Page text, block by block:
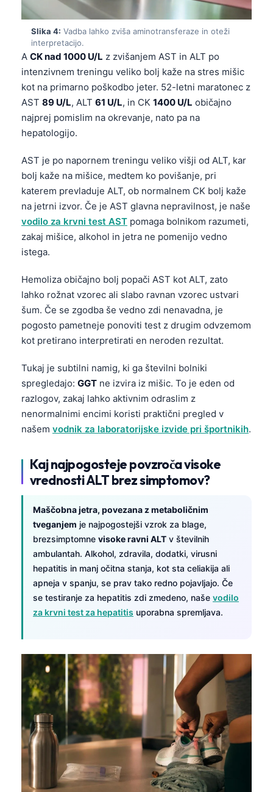
Slika 4: Vadba lahko zviša aminotransferaze in oteži
interpretacijo.
A CK nad 1000 U/L z zvišanjem AST in ALT po
intenzivnem treningu veliko bolj kaže na stres mišic
kot na primarno poškodbo jeter. 52-letni maratonec z
AST 89 U/L, ALT 61 U/L, in CK 1400 U/L običajno
najprej pomislim na okrevanje, nato pa na
hepatologijo.
AST je po napornem treningu veliko višji od ALT, kar
bolj kaže na mišice, medtem ko povišanje, pri
katerem prevladuje ALT, ob normalnem CK bolj kaže
na jetrni izvor. Če je AST glavna nepravilnost, je naše
vodilo za krvni test AST pomaga bolnikom razumeti,
zakaj mišice, alkohol in jetra ne pomenijo vedno
istega.
Hemoliza običajno bolj popači AST kot ALT, zato
lahko rožnat vzorec ali slabo ravnan vzorec ustvari
šum. Če se zgodba še vedno zdi nenavadna, je
pogosto pametneje ponoviti test z drugim odvzemom
kot pretirano interpretirati en neroden rezultat.
Tukaj je subtilni namig, ki ga številni bolniki
spregledajo: GGT ne izvira iz mišic. To je eden od
razlogov, zakaj lahko aktivnim odraslim z
nenormalnimi encimi koristi praktični pregled v
našem vodnik za laboratorijske izvide pri športnikih.
Kaj najpogosteje povzroča visoke
vrednosti ALT brez simptomov?
Maščobna jetra, povezana z metaboličnim
tveganjem je najpogostejši vzrok za blage,
brezsimptomne visoke ravni ALT v številnih
ambulantah. Alkohol, zdravila, dodatki, virusni
hepatitis in manj očitna stanja, kot sta celiakija ali
apneja v spanju, se prav tako redno pojavljajo. Če
se testiranje za hepatitis zdi zmedeno, naše vodilo
za krvni test za hepatitis uporabna spremljava.